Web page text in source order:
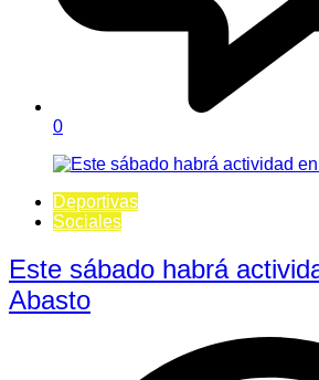
0
Deportivas
Sociales
Este sábado habrá
Abasto